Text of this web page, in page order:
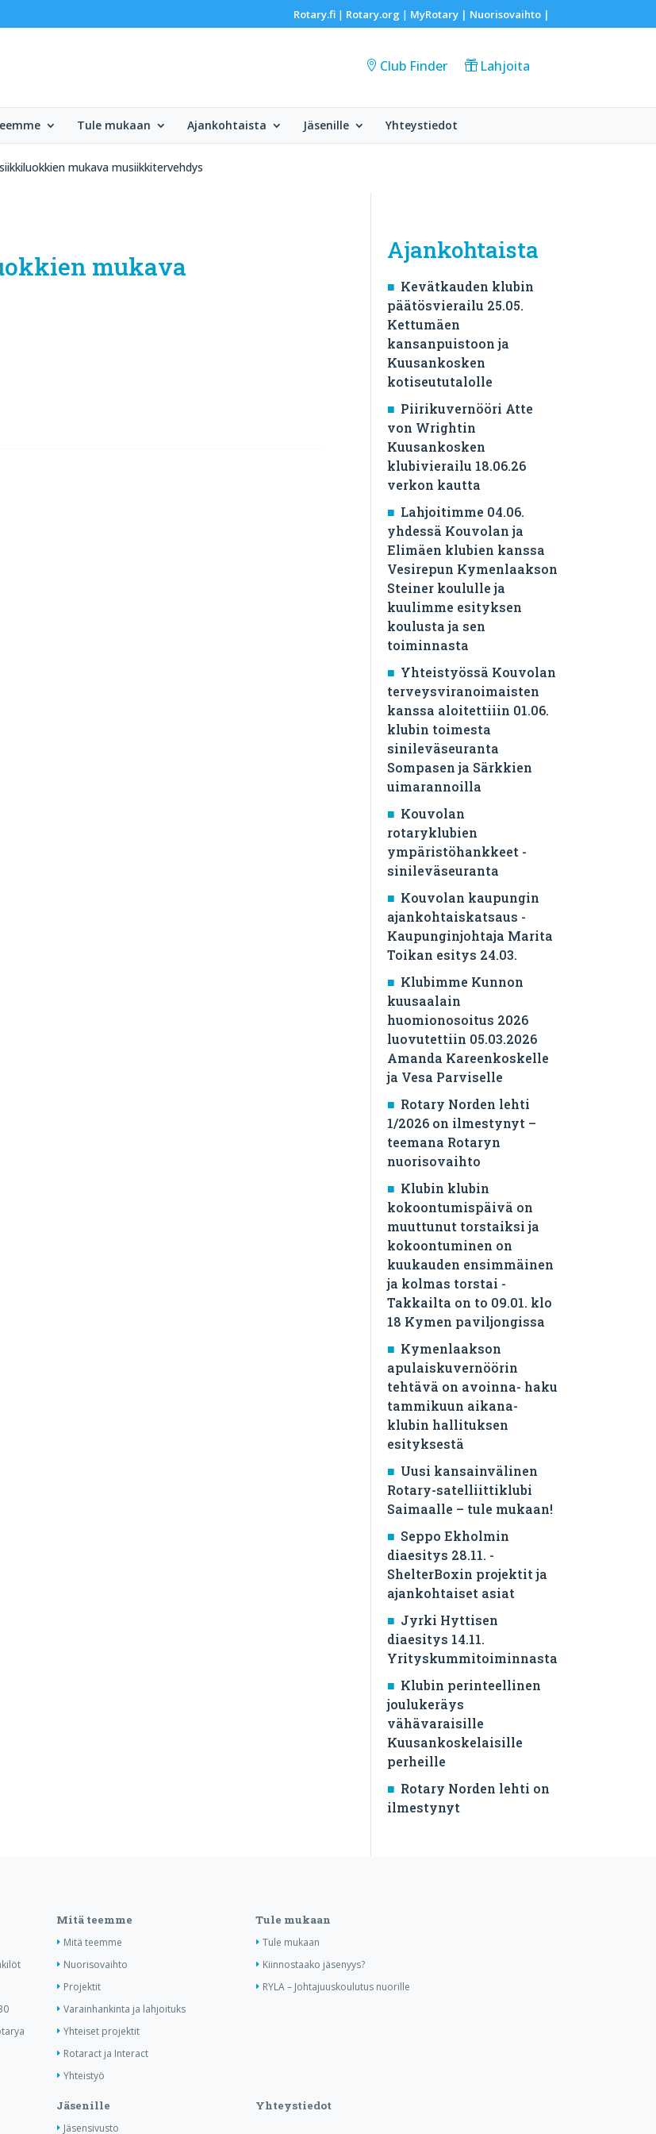
Rotary.fi| Rotary.org | MyRotary | Nuorisovaihto|
Club Finder Lahjoita
Tule mukaan Ajankohtaista Jäsenille Yhteystiedot
mukava musiikkitervehdys
mukava
Ajankohtaista
Kevätkauden klubin
päätösvierailu 25.05.
Kettumäen
kansanpuistoon ja
Kuusankosken
kotiseututalolle
Piirikuvernööri Atte
von Wrightin
Kuusankosken
klubivierailu 18.06.26
verkon kautta
Lahjoitimme 04.06.
yhdessä Kouvolan ja
Elimäen klubien kanssa
Vesirepun Kymenlaakson
Steiner koululle ja
kuulimme esityksen
koulusta ja sen
toiminnasta
Yhteistyössä Kouvolan
terveysviranoimaisten
kanssa aloitettiiin 01.06.
klubin toimesta
sinileväseuranta
Sompasen ja Särkkien
uimarannoilla
Kouvolan
rotaryklubien
ympäristöhankkeet -
sinileväseuranta
Kouvolan kaupungin
ajankohtaiskatsaus -
Kaupunginjohtaja Marita
Toikan esitys 24.03.
Klubimme Kunnon
kuusaalain
huomionosoitus 2026
luovutettiin 05.03.2026
Amanda Kareenkoskelle
ja Vesa Parviselle
​Rotary Norden lehti
1/2026 on ilmestynyt –
teemana Rotaryn
nuorisovaihto
Klubin klubin
kokoontumispäivä on
muuttunut torstaiksi ja
kokoontuminen on
kuukauden ensimmäinen
ja kolmas torstai -
Takkailta on to 09.01. klo
18 Kymen paviljongissa
Kymenlaakson
apulaiskuvernöörin
tehtävä on avoinna- haku
tammikuun aikana-
klubin hallituksen
esityksestä
Uusi kansainvälinen
Rotary-satelliittiklubi
Saimaalle – tule mukaan!
Seppo Ekholmin
diaesitys 28.11. -
ShelterBoxin projektit ja
ajankohtaiset asiat
Jyrki Hyttisen
diaesitys 14.11.
Yrityskummitoiminnasta
Klubin perinteellinen
joulukeräys
vähävaraisille
Kuusankoskelaisille
perheille
Rotary Norden lehti on
ilmestynyt
Mitä teemme
Mitä teemme
Nuorisovaihto
Projektit
Varainhankinta ja lahjoituks
Yhteiset projektit
Rotaract ja Interact
Yhteistyö
Tule mukaan
Tule mukaan
Kiinnostaako jäsenyys?
RYLA – Johtajuuskoulutus nuorille
Jäsenille
Jäsensivusto
Yhteystiedot